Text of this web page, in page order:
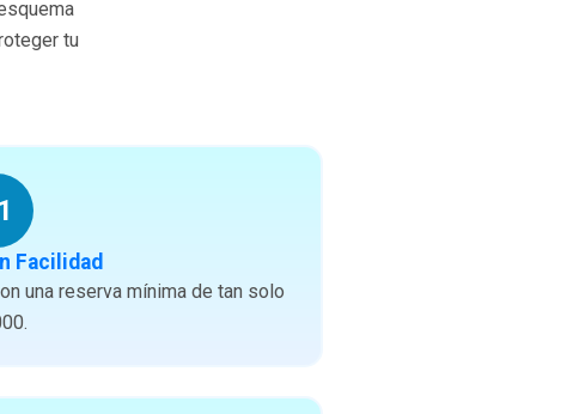
tu
Facilidad
una reserva mínima de tan solo